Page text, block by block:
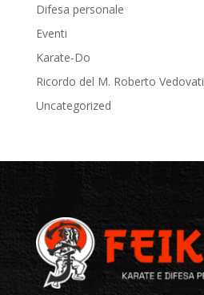
Difesa personale
Eventi
Karate-Do
Ricordo del M. Roberto Vedovati
Uncategorized